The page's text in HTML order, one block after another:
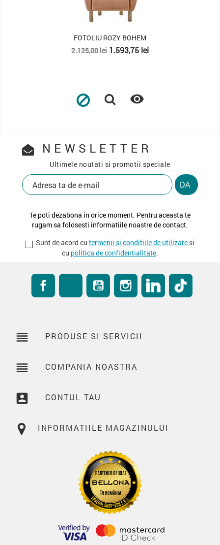
FOTOLIU ROZY BOHEM
Pret
2.125,00 lei Pret
1.593,75 lei

NEWSLETTER
Ultimele noutati si promotii speciale
Te poti dezabona in orice moment. Pentru aceasta te
rugam sa folosesti informatiile noastre de contact.
Sunt de acord cu termenii si conditiile de utilizare si
cu politica de confidentialitate.
FacebookRSS YouTube InstagramLinkedIn
reorder PRODUSE SI SERVICII
reorder COMPANIA NOASTRA
account_box CONTUL TAU
INFORMATIILE MAGAZINULUI